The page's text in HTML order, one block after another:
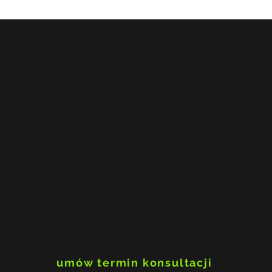
umów termin konsultacji